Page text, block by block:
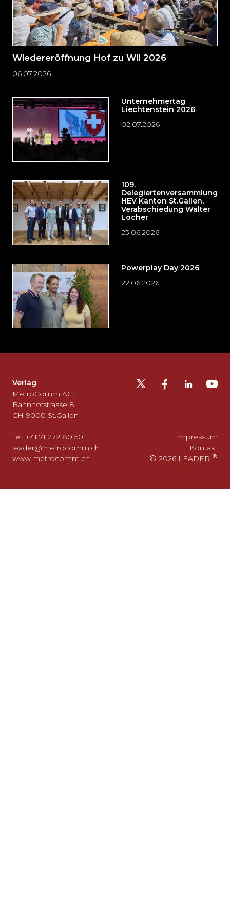
Wiedereröffnung Hof zu Wil 2026
06.07.2026
Unternehmertag
Liechtenstein 2026
02.07.2026
109.
Delegiertenversammlung
HEV Kanton St.Gallen,
Verabschiedung Walter
Locher
23.06.2026
Powerplay Day 2026
22.06.2026
auslassen
und
zurück
zum
gehen?
Verlag
MetroComm AG
Bahnhofstrasse 8
CH-9000 St.Gallen
Tel. +41 71 272 80 50
leader@metrocomm.ch
www.metrocomm.ch
Impressum
Kontakt
2026 LEADER